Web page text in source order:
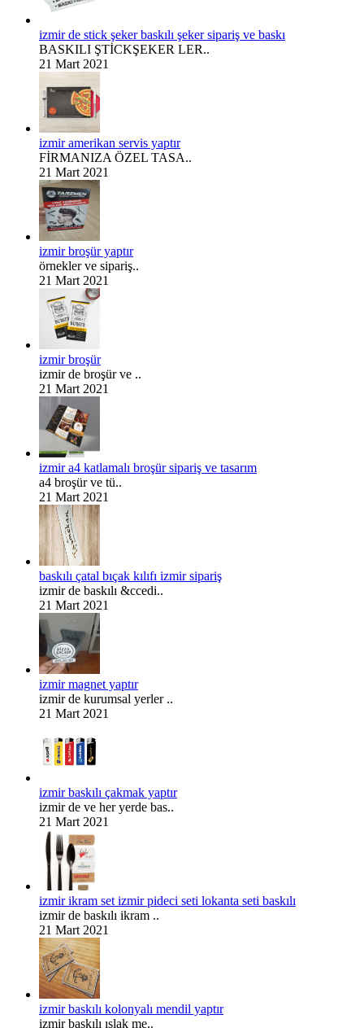
izmir de stick şeker baskılı şeker sipariş ve baskı
BASKILI ŞTİCKŞEKER LER..
21 Mart 2021
izmir amerikan servis yaptır
FİRMANIZA ÖZEL TASA..
21 Mart 2021
izmir broşür yaptır
örnekler ve sipariş..
21 Mart 2021
izmir broşür
izmir de broşür ve ..
21 Mart 2021
izmir a4 katlamalı broşür sipariş ve tasarım
a4 broşür ve tü..
21 Mart 2021
baskılı çatal bıçak kılıfı izmir sipariş
izmir de baskılı &ccedi..
21 Mart 2021
izmir magnet yaptır
izmir de kurumsal yerler ..
21 Mart 2021
izmir baskılı çakmak yaptır
izmir de ve her yerde bas..
21 Mart 2021
izmir ikram set izmir pideci seti lokanta seti baskılı
izmir de baskılı ikram ..
21 Mart 2021
izmir baskılı kolonyalı mendil yaptır
izmir baskılı ıslak me..